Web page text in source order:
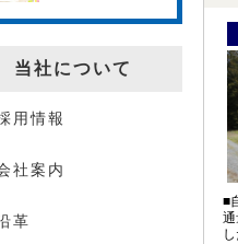
■
当社について
用情報
社案内
革